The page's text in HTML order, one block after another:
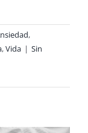
,
,Vida | Sin